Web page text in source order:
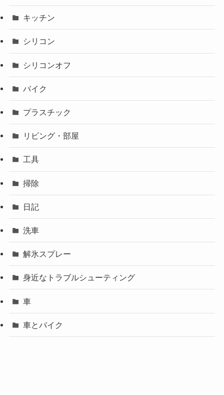
キッチン
シリコン
シリコンオフ
バイク
プラスチック
リビング・部屋
工具
掃除
日記
洗車
解氷スプレー
身近なトラブルシューティング
車
車とバイク